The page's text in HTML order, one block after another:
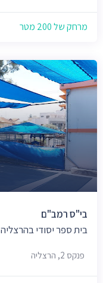
מרחק של 200 מטר
בי"ס רמב"ם
בית ספר יסודי בהרצליה
פנקס 2, הרצליה